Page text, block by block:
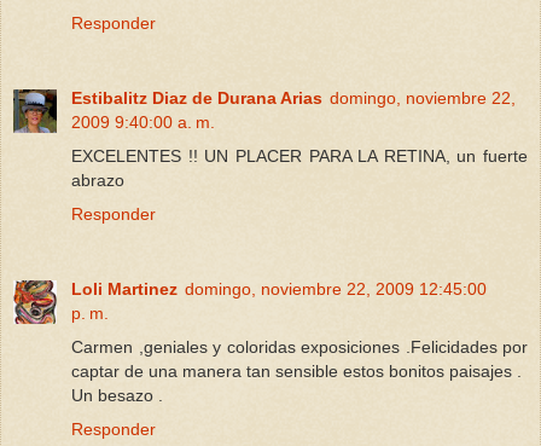
Responder
Estibalitz Diaz de Durana Arias domingo, noviembre 22,
2009 9:40:00 a. m.
EXCELENTES !! UN PLACER PARA LA RETINA, un fuerte
abrazo
Responder
Loli Martinez domingo, noviembre 22, 2009 12:45:00
p. m.
Carmen ,geniales y coloridas exposiciones .Felicidades por
captar de una manera tan sensible estos bonitos paisajes .
Un besazo .
Responder